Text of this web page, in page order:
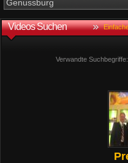
Videos Suchen
Verwandte Suchbegriffe: